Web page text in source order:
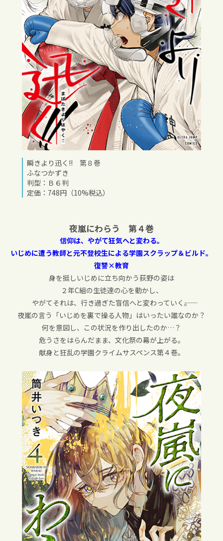
瞬きより迅く!! 第８巻
ふなつかずき
判型：Ｂ６判
定価：748円（10%税込）
夜嵐にわらう 第４巻
信仰は、やがて狂気へと変わる。
いじめに遭う教師と元不登校生による学園スクラップ＆ビルド。
復讐×教育
身を挺しいじめに立ち向かう荻野の姿は
２年C組の生徒達の心を動かし、
やがてそれは、行き過ぎた盲信へと変わっていく――。
夜嵐の言う「いじめを裏で操る人物」はいったい誰なのか？
何を意図し、この状況を作り出したのか…？
危うさをはらんだまま、文化祭の幕が上がる。
献身と狂乱の学園クライムサスペンス第４巻。